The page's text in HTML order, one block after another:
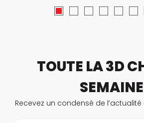
TOUTE LA 3D
SEMAINE
Recevez un condensé de l’actualité